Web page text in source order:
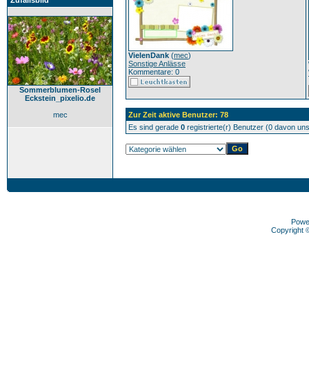
Sommerblumen-Rosel
Eckstein_pixelio.de
mec
VielenDank (mec)
Sonstige Anlässe
Kommentare: 0
Zur Zeit aktive Benutzer: 78
Es sind gerade 0 registrierte(r) Benutzer (0 davon
Copyright